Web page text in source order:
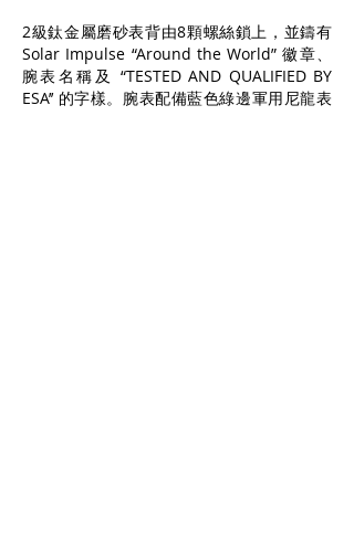
2級鈦金屬磨砂表背由8顆螺絲鎖上，並鑄有
Solar Impulse “Around the World” 徽章、
腕表名稱及 “TESTED AND QUALIFIED BY
ESA’’ 的字樣。腕表配備藍色綠邊軍用尼龍表